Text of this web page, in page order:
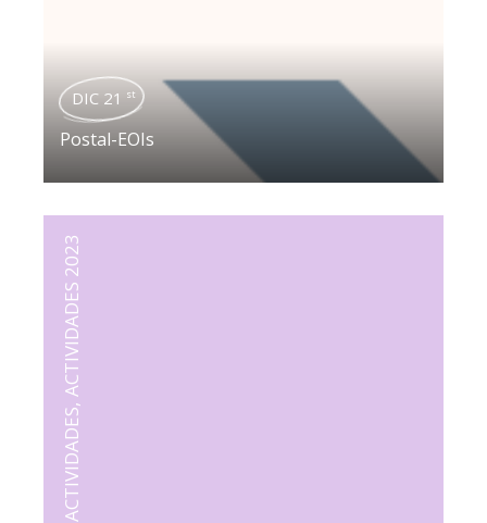
DIC 21 st
Postal-EOIs
ACTIVIDADES
,
ACTIVIDADES 2023